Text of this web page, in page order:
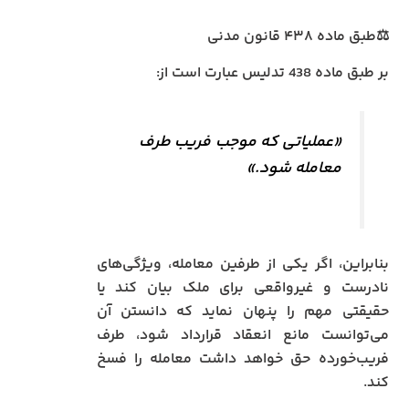
⚖️طبق ماده ۴۳۸ قانون مدنی
بر طبق ماده 438 تدلیس عبارت است از:
«عملیاتی که موجب فریب طرف
معامله شود.»
بنابراین، اگر یکی از طرفین معامله، ویژگی‌های
نادرست و غیرواقعی برای ملک بیان کند یا
حقیقتی مهم را پنهان نماید که دانستن آن
می‌توانست مانع انعقاد قرارداد شود، طرف
فریب‌خورده حق خواهد داشت معامله را فسخ
کند.